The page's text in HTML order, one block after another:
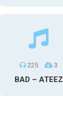
225 3
BAD – ATEEZ